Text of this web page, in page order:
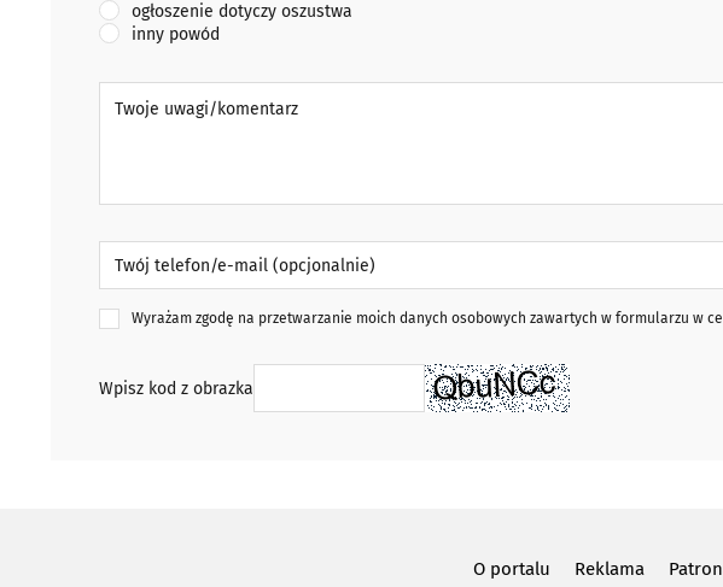
ogłoszenie dotyczy oszustwa
inny powód
Wyrażam zgodę na przetwarzanie moich danych osobowych zawartych w formularzu w
Wpisz kod z obrazka
O portalu Reklama